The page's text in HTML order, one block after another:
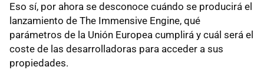
Eso sí, por ahora se desconoce cuándo se producirá el
lanzamiento de The Immensive Engine, qué
parámetros de la Unión Europea cumplirá y cuál será el
coste de las desarrolladoras para acceder a sus
propiedades.